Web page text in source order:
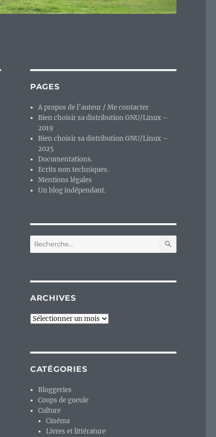
PAGES
A propos de l’auteur / Me contacter
Bien choisir sa distribution GNU/Linux –
2019
Bien choisir sa distribution GNU/Linux –
2025
Documentations.
Ecrits non techniques.
Mentions légales
Un blog indépendant.
Recherche
pour :
ARCHIVES
Archives
CATÉGORIES
Bloggeries
Coups de gueule
Culture
Cinéma
Livres et littérature